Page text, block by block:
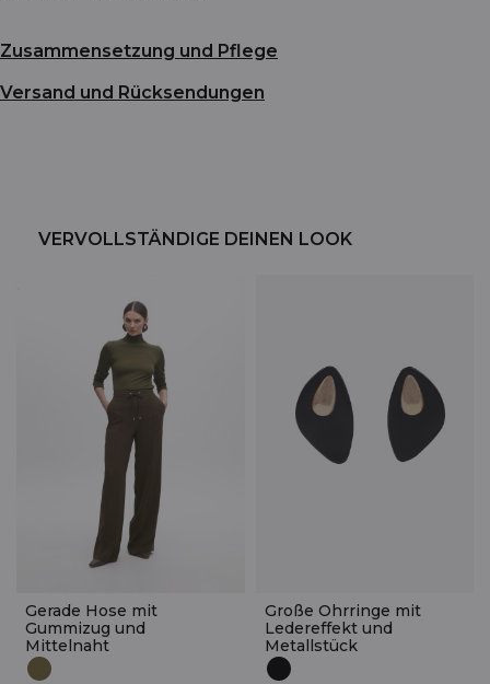
Zusammensetzung und Pflege
Versand und Rücksendungen
VERVOLLSTÄNDIGE DEINEN LOOK
Gerade Hose mit
Gummizug und
Mittelnaht
Große Ohrringe mit
Ledereffekt und
Metallstück